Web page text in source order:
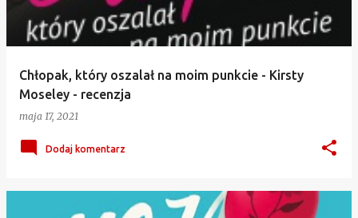
Chłopak, który oszalał na moim punkcie - Kirsty
Moseley - recenzja
maja 17, 2021
Dodaj komentarz